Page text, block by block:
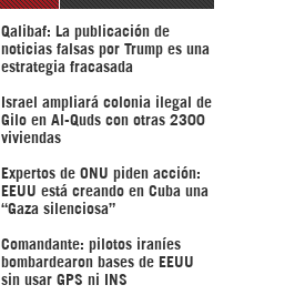
Qalibaf: La publicación de
noticias falsas por Trump es una
estrategia fracasada
Israel ampliará colonia ilegal de
Gilo en Al-Quds con otras 2300
viviendas
Expertos de ONU piden acción:
EEUU está creando en Cuba una
“Gaza silenciosa”
Comandante: pilotos iraníes
bombardearon bases de EEUU
sin usar GPS ni INS